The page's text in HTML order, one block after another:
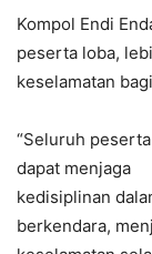
Kompol Endi
peserta loba,
keselamatan
“Seluruh
dapat menjaga
kedisiplinan
berkendara,